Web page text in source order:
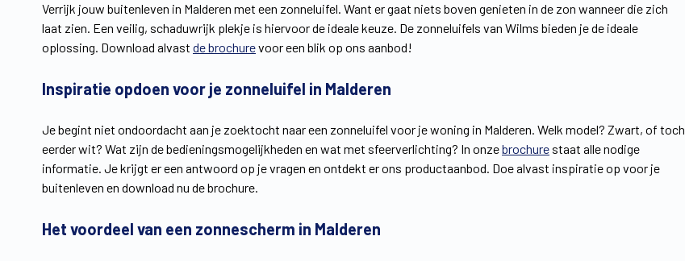
Verrijk jouw buitenleven in Malderen met een zonneluifel. Want er gaat niets boven genieten in de zon wanneer die zich
laat zien. Een veilig, schaduwrijk plekje is hiervoor de ideale keuze. De zonneluifels van Wilms bieden je de ideale
oplossing. Download alvast de brochurevoor een blik op ons aanbod!
Inspiratie opdoen voor je zonneluifel in Malderen
Je begint niet ondoordacht aan je zoektocht naar een zonneluifel voor je woning in Malderen. Welk model? Zwart, of toch
eerder wit? Wat zijn de bedieningsmogelijkheden en wat met sfeerverlichting? In onzebrochure staat alle nodige
informatie. Je krijgt er een antwoord op je vragen en ontdekt er ons productaanbod. Doe alvast inspiratie op voor je
buitenleven en download nu de brochure.
Het voordeel van een zonnescherm in Malderen